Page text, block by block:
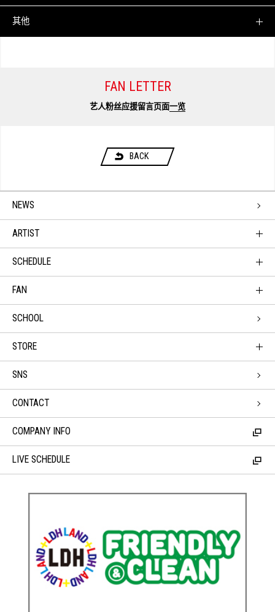
其他
FAN LETTER
艺人粉丝应援留言页面一览
BACK
NEWS
ARTIST
SCHEDULE
FAN
SCHOOL
STORE
SNS
CONTACT
COMPANY INFO
LIVE SCHEDULE